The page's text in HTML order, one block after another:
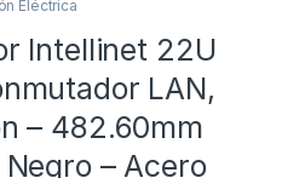
Eléctrica
Intellinet 22U
LAN,
– 482.60mm
– Acero